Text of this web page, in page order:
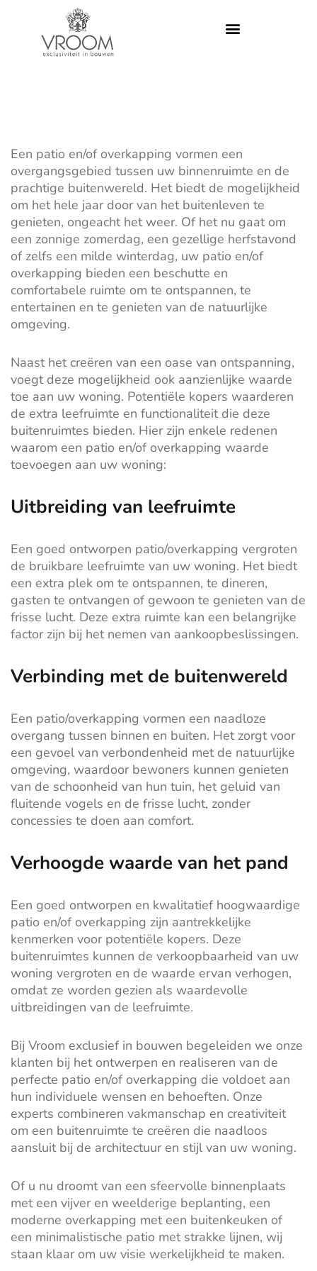
Een patio en/of overkapping vormen een
overgangsgebied tussen uw binnenruimte en de
prachtige buitenwereld. Het biedt de mogelijkheid
om het hele jaar door van het buitenleven te
genieten, ongeacht het weer. Of het nu gaat om
een zonnige zomerdag, een gezellige herfstavond
of zelfs een milde winterdag, uw patio en/of
overkapping bieden een beschutte en
comfortabele ruimte om te ontspannen, te
entertainen en te genieten van de natuurlijke
omgeving.
Naast het creëren van een oase van ontspanning,
voegt deze mogelijkheid ook aanzienlijke waarde
toe aan uw woning. Potentiële kopers waarderen
de extra leefruimte en functionaliteit die deze
buitenruimtes bieden. Hier zijn enkele redenen
waarom een patio en/of overkapping waarde
toevoegen aan uw woning:
Uitbreiding van leefruimte
Een goed ontworpen patio/overkapping vergroten
de bruikbare leefruimte van uw woning. Het biedt
een extra plek om te ontspannen, te dineren,
gasten te ontvangen of gewoon te genieten van de
frisse lucht. Deze extra ruimte kan een belangrijke
factor zijn bij het nemen van aankoopbeslissingen.
Verbinding met de buitenwereld
Een patio/overkapping vormen een naadloze
overgang tussen binnen en buiten. Het zorgt voor
een gevoel van verbondenheid met de natuurlijke
omgeving, waardoor bewoners kunnen genieten
van de schoonheid van hun tuin, het geluid van
fluitende vogels en de frisse lucht, zonder
concessies te doen aan comfort.
Verhoogde waarde van het pand
Een goed ontworpen en kwalitatief hoogwaardige
patio en/of overkapping zijn aantrekkelijke
kenmerken voor potentiële kopers. Deze
buitenruimtes kunnen de verkoopbaarheid van uw
woning vergroten en de waarde ervan verhogen,
omdat ze worden gezien als waardevolle
uitbreidingen van de leefruimte.
Bij Vroom exclusief in bouwen begeleiden we onze
klanten bij het ontwerpen en realiseren van de
perfecte patio en/of overkapping die voldoet aan
hun individuele wensen en behoeften. Onze
experts combineren vakmanschap en creativiteit
om een buitenruimte te creëren die naadloos
aansluit bij de architectuur en stijl van uw woning.
Of u nu droomt van een sfeervolle binnenplaats
met een vijver en weelderige beplanting, een
moderne overkapping met een buitenkeuken of
een minimalistische patio met strakke lijnen, wij
staan klaar om uw visie werkelijkheid te maken.